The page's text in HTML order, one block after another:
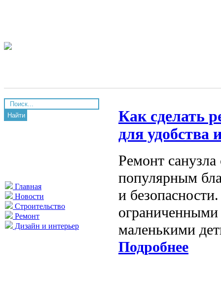
Найти
Главная
Новости
Строительство
Ремонт
Дизайн и интерьер
Как сделать
для удобства
Ремонт
популярным
и
маленькими
Подробнее